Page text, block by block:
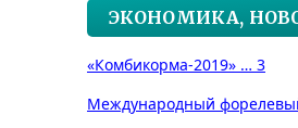
ЭКОНОМИКА,
«Комбикорма-2019» … 3
Международный